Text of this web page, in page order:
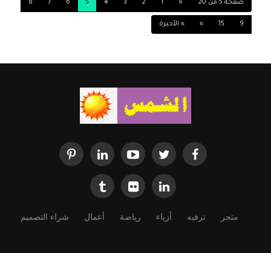
الشارقة]
صفحة 5 من 20 «
1
2
3
4
5
6
7
8
9
15
» » الأخيرة
متجر ترفيه أزياء رياضة أعمال شراء التصميم